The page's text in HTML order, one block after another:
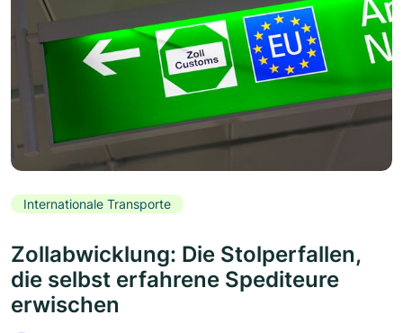
Internationale Transporte
Zollabwicklung: Die Stolperfallen,
die selbst erfahrene Spediteure
erwischen